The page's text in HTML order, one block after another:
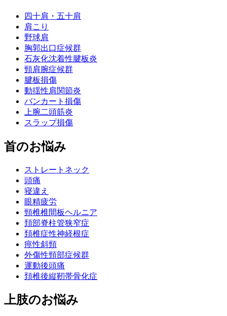
四十肩・五十肩
肩こり
野球肩
胸郭出口症候群
石灰化沈着性腱板炎
頸肩腕症候群
腱板損傷
動揺性肩関節炎
バンカート損傷
上腕二頭筋炎
スラップ損傷
首のお悩み
ストレートネック
頭痛
寝違え
眼精疲労
頸椎椎間板ヘルニア
頚部脊柱管狭窄症
頚椎症性神経根症
痙性斜頸
外傷性頸部症候群
運動後頭痛
頚椎後縦靭帯骨化症
上肢のお悩み